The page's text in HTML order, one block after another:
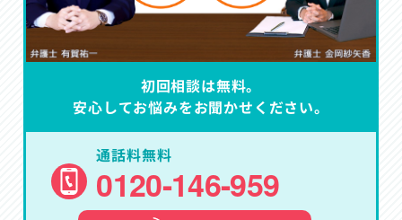
初回相談は無料。
安心してお悩みをお聞かせください。
通話料無料
0120-146-959